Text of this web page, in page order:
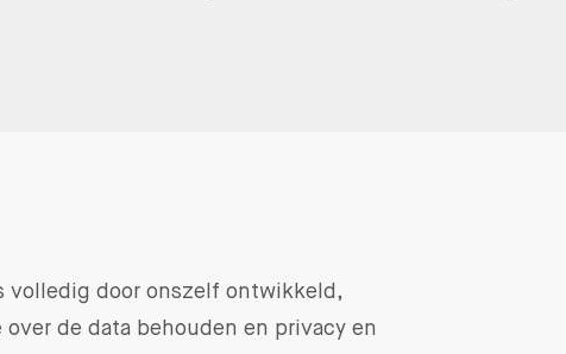
volledig door onszelf ontwikkeld,
de data behouden en privacy en